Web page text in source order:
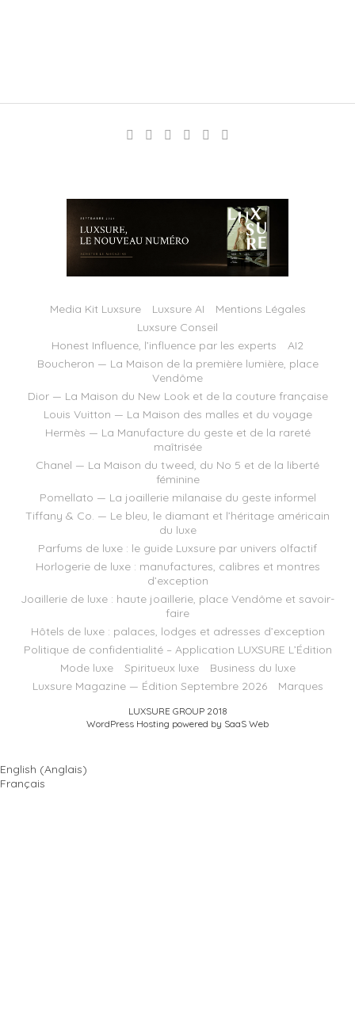
Media Kit Luxsure Luxsure AI
Mentions Légales
Luxsure Conseil
Honest Influence, l’influence par les experts
AI2
Boucheron — La Maison de la première lumière, place
Vendôme
Dior — La Maison du New Look et de la couture française
Louis Vuitton — La Maison des malles et du voyage
Hermès — La Manufacture du geste et de la rareté
maîtrisée
Chanel — La Maison du tweed, du No 5 et de la liberté
féminine
Pomellato — La joaillerie milanaise du geste informel
Tiffany & Co. — Le bleu, le diamant et l’héritage américain
du luxe
Parfums de luxe : le guide Luxsure par univers olfactif
Horlogerie de luxe : manufactures, calibres et montres
d’exception
Joaillerie de luxe : haute joaillerie, place Vendôme et savoir-
faire
Hôtels de luxe : palaces, lodges et adresses d’exception
Politique de confidentialité – Application LUXSURE L’Édition
Mode luxe
Spiritueux luxe
Business du luxe
Luxsure Magazine — Édition Septembre 2026
Marques
LUXSURE GROUP 2018
WordPress Hosting powered by SaaS Web
English (Anglais)
Français